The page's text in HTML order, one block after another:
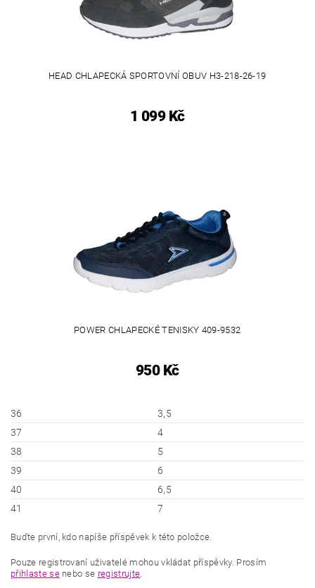
HEAD CHLAPECKÁ SPORTOVNÍ OBUV H3-218-26-19
1 099 Kč
POWER CHLAPECKÉ TENISKY 409-9532
950 Kč
36
3,5
37
4
38
5
39
6
40
6,5
41
7
Buďte první, kdo napíše příspěvek k této položce.
Pouze registrovaní uživatelé mohou vkládat příspěvky. Prosím
přihlaste senebo se registrujte.